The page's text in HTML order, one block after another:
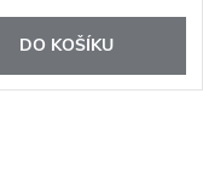
DO KOŠÍKU